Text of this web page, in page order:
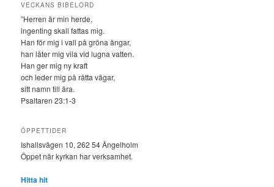
VECKANS BIBELORD
”Herren är min herde,
ingenting skall fattas mig.
Han för mig i vall på gröna ängar,
han låter mig vila vid lugna vatten.
Han ger mig ny kraft
och leder mig på rätta vägar,
sitt namn till ära.
Psaltaren 23:1-3
ÖPPETTIDER
Ishallsvägen 10, 262 54 Ängelholm
Öppet när kyrkan har verksamhet.
Hitta hit